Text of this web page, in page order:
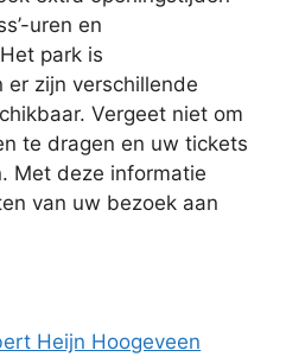
uren en
park is
er zijn verschillende
Vergeet niet om
te dragen en uw tickets
Met deze informatie
van uw bezoek aan
Heijn Hoogeveen